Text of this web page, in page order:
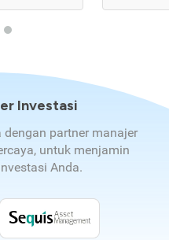
Investasi
dengan partner manajer
untuk menjamin
Anda.